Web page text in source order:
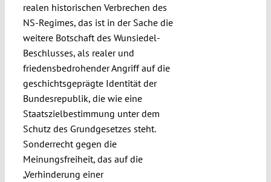
realen historischen Verbrechen des
NS-Regimes, das ist in der Sache die
weitere Botschaft des Wunsiedel-
Beschlusses, als realer und
friedensbedrohender Angriff auf die
geschichtsgeprägte Identität der
Bundesrepublik, die wie eine
Staatszielbestimmung unter dem
Schutz des Grundgesetzes steht.
Sonderrecht gegen die
Meinungsfreiheit, das auf die
„Verhinderung einer